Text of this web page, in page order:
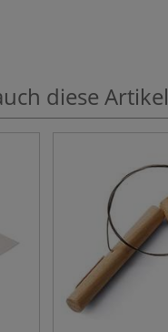
diese Artikel